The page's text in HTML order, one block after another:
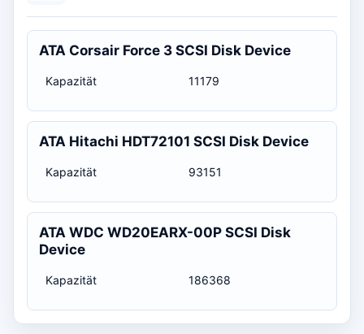
ATA Corsair Force 3 SCSI Disk Device
Kapazität 11179
ATA Hitachi HDT72101 SCSI Disk Device
Kapazität 93151
ATA WDC WD20EARX-00P SCSI Disk
Device
Kapazität 186368